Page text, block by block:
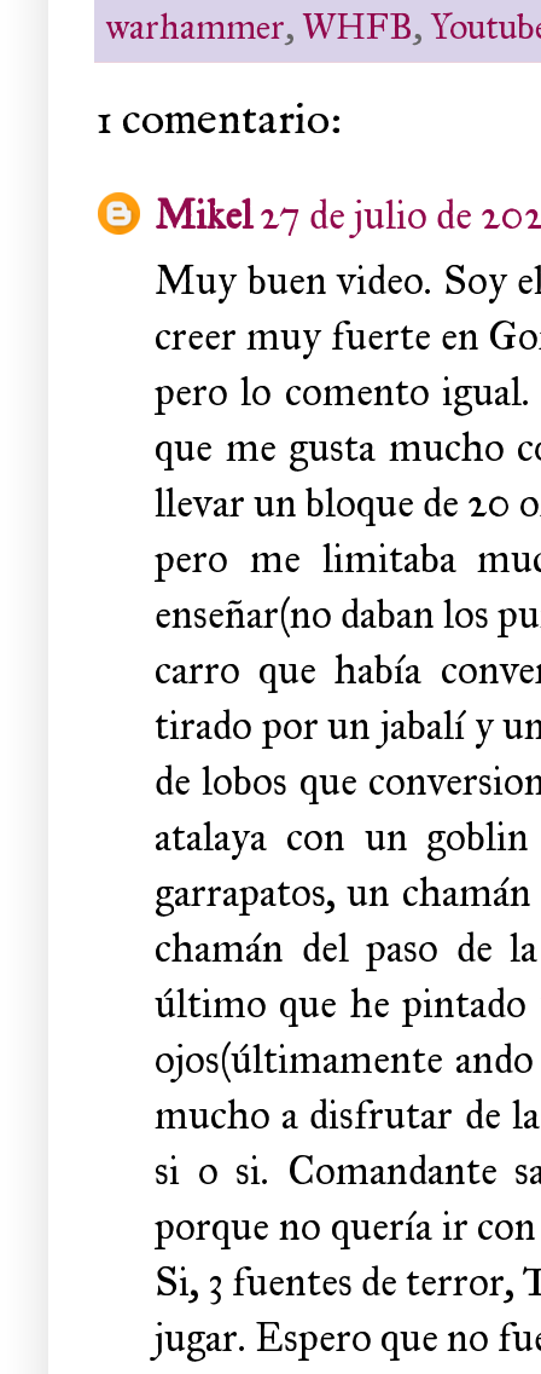
warhammer,WHFB,
1 comentario:
Mikel27 de julio de
Muy buen video. Soy
creer muy fuerte en
pero lo comento igual.
que me gusta mucho
llevar un bloque de 20
pero me limitaba
enseñar(no daban los
carro que había
tirado por un jabalí y
de lobos que
atalaya con un
garrapatos, un
chamán del paso de
último que he pintado
ojos(últimamente
mucho a disfrutar de
si o si. Comandante
porque no quería ir
Si, 3 fuentes de terror,
jugar. Espero que no